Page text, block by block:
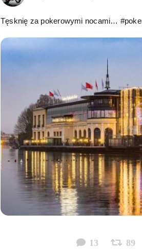
Tęsknię za pokerowymi nocami…
13 89